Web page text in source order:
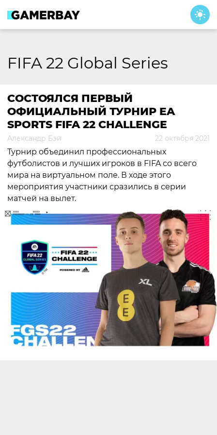
content
FIFA 22 Global Series
СОСТОЯЛСЯ ПЕРВЫЙ
ОФИЦИАЛЬНЫЙ ТУРНИР EA
SPORTS FIFA 22 CHALLENGE
Александр Бэй 22 октября 2021
Турнир объединил профессиональных
футболистов и лучших игроков в FIFA со всего
мира на виртуальном поле. В ходе этого
мероприятия участники сразились в серии
матчей на вылет.